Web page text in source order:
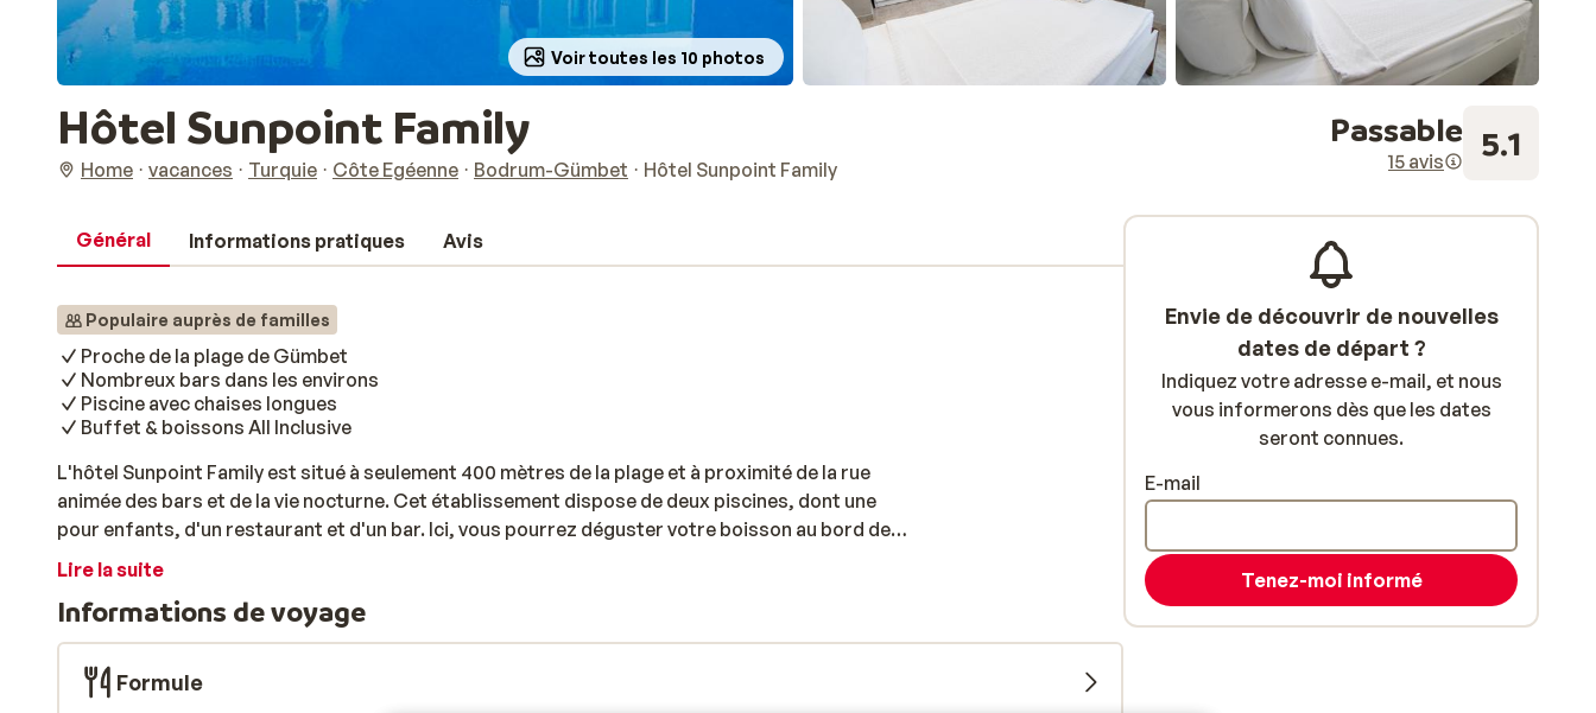
Voir toutes les 10 photos
Hôtel Sunpoint Family
Home vacances Turquie Côte Egéenne Bodrum-Gümbet Hôtel Sunpoint Family
Passable
15 avis 5.1
Général Informations pratiques Avis
Populaire auprès de familles
Proche de la plage de Gümbet
Nombreux bars dans les environs
Piscine avec chaises longues
Buffet & boissons All Inclusive
L'hôtel Sunpoint Family est situé à seulement 400 mètres de la plage et à proximité de la rue
animée des bars et de la vie nocturne. Cet établissement dispose de deux piscines, dont une
pour enfants, d'un restaurant et d'un bar. Ici, vous pourrez déguster votre boisson au bord de la
piscine. Les chambres sont sobres et confortables, et disposent de la climatisation et d'une
restaurants et magasins sont accessibles à pied. Pendant la journée, vous pourrez profiter de
la plage de Gümbet, où il est possible de pratiquer des sports nautiques. En dolmus, vous
pouvez rejoindre rapidement le centre de Bodrum. De retour à l'hôtel, profitez du buffet All
Inclusive et du bar.
Lire la suite
Informations de voyage
Formule
Envie de découvrir de nouvelles
dates de départ ?
Indiquez votre adresse e-mail, et nous
vous informerons dès que les dates
seront connues.
E-mail
Tenez-moi informé